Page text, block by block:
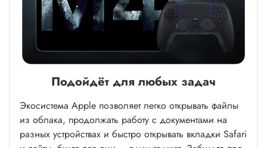
Подойдёт для любых задач
Экосистема Apple позволяет легко открывать файлы
из облака, продолжать работу с документами на
разных устройствах и быстро открывать вкладки Safari